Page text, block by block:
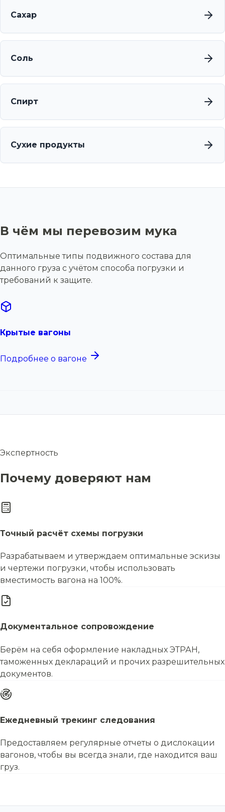
Сахар
Соль
Спирт
Сухие продукты
В чём мы перевозим мука
Оптимальные типы подвижного состава для
данного груза с учётом способа погрузки и
требований к защите.
Крытые вагоны
Подробнее о вагоне
Экспертность
Почему доверяют нам
Точный расчёт схемы погрузки
Разрабатываем и утверждаем оптимальные эскизы
и чертежи погрузки, чтобы использовать
вместимость вагона на 100%.
Документальное сопровождение
Берём на себя оформление накладных ЭТРАН,
таможенных деклараций и прочих разрешительных
документов.
Ежедневный трекинг следования
Предоставляем регулярные отчеты о дислокации
вагонов, чтобы вы всегда знали, где находится ваш
груз.